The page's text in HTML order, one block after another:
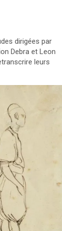
dirigées par
Debra et Leon
leurs